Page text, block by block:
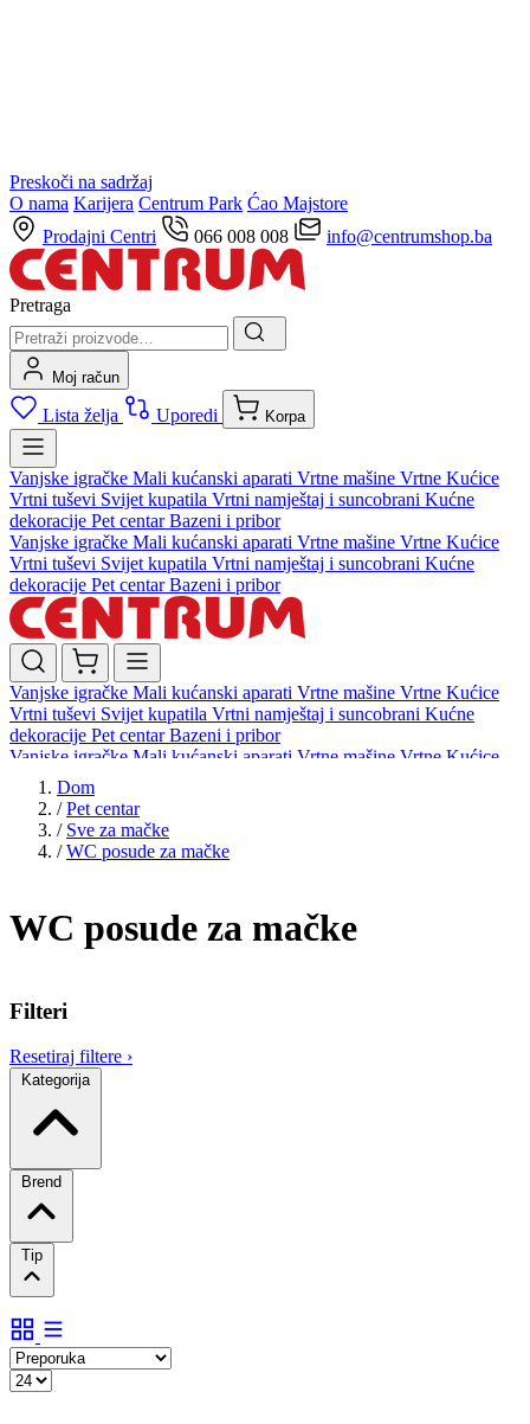
Preskoči na sadržaj
O nama Karijera Centrum Park Ćao Majstore
Prodajni Centri
066 008 008 info@centrumshop.ba
Pretraga
Moj račun
Lista želja Uporedi Korpa
Vanjske igračke Mali kućanski aparati Vrtne mašine Vrtne Kućice
Vrtni tuševi Svijet kupatila Vrtni namještaj i suncobrani Kućne
dekoracije Pet centarBazeni i pribor
Vanjske igračke Mali kućanski aparati Vrtne mašine Vrtne Kućice
Vrtni tuševi Svijet kupatila Vrtni namještaj i suncobrani Kućne
dekoracije Pet centarBazeni i pribor
Vanjske igračke Mali kućanski aparati Vrtne mašine Vrtne Kućice
Vrtni tuševi Svijet kupatila Vrtni namještaj i suncobrani Kućne
dekoracije Pet centarBazeni i pribor
Vanjske igračke Mali kućanski aparati Vrtne mašine Vrtne Kućice
Vrtni tuševi
dekoracijePet centar
Dom
/ Pet centar
/ Sve za mačke
/ WC posude za mačke
WC posude za mačke
Filteri
Resetiraj filtere ›
Kategorija
Brend
Tip